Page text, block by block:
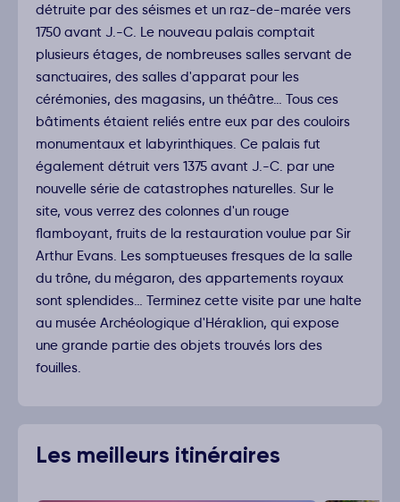
détruite par des séismes et un raz-de-marée vers
1750 avant J.-C. Le nouveau palais comptait
plusieurs étages, de nombreuses salles servant de
sanctuaires, des salles d'apparat pour les
cérémonies, des magasins, un théâtre… Tous ces
bâtiments étaient reliés entre eux par des couloirs
monumentaux et labyrinthiques. Ce palais fut
également détruit vers 1375 avant J.-C. par une
nouvelle série de catastrophes naturelles. Sur le
site, vous verrez des colonnes d'un rouge
flamboyant, fruits de la restauration voulue par Sir
Arthur Evans. Les somptueuses fresques de la salle
du trône, du mégaron, des appartements royaux
sont splendides… Terminez cette visite par une halte
au musée Archéologique d'Héraklion, qui expose
une grande partie des objets trouvés lors des
fouilles.
Les meilleurs itinéraires